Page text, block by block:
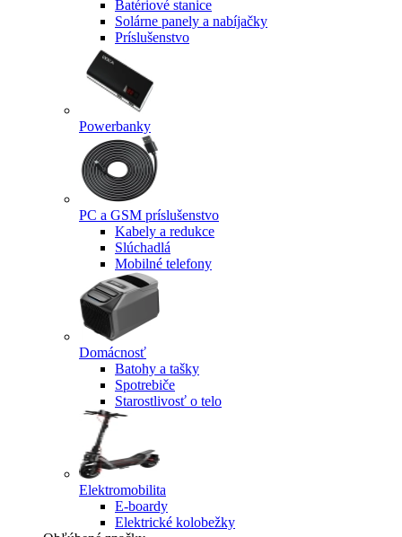
Batériové stanice
Solárne panely a nabíjačky
Príslušenstvo
Powerbanky
PC a GSM príslušenstvo
Kabely a redukce
Slúchadlá
Mobilné telefony
Domácnosť
Batohy a tašky
Spotrebiče
Starostlivosť o telo
Elektromobilita
E-boardy
Elektrické kolobežky